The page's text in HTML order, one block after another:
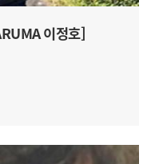
이정호]